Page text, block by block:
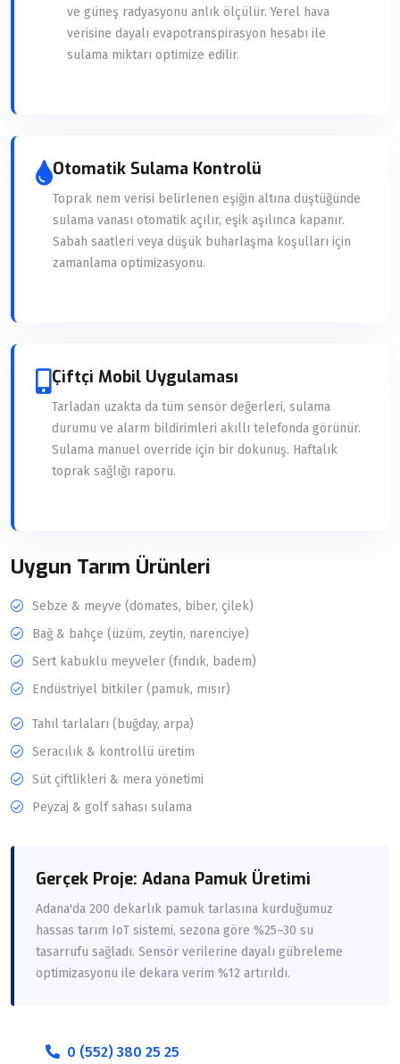
ve güneş radyasyonu anlık ölçülür. Yerel hava
verisine dayalı evapotranspirasyon hesabı ile
sulama miktarı optimize edilir.
Otomatik Sulama Kontrolü
Toprak nem verisi belirlenen eşiğin altına düştüğünde
sulama vanası otomatik açılır, eşik aşılınca kapanır.
Sabah saatleri veya düşük buharlaşma koşulları için
zamanlama optimizasyonu.
Çiftçi Mobil Uygulaması
Tarladan uzakta da tüm sensör değerleri, sulama
durumu ve alarm bildirimleri akıllı telefonda görünür.
Sulama manuel override için bir dokunuş. Haftalık
toprak sağlığı raporu.
Uygun Tarım Ürünleri
Sebze & meyve (domates, biber, çilek)
Bağ & bahçe (üzüm, zeytin, narenciye)
Sert kabuklu meyveler (fındık, badem)
Endüstriyel bitkiler (pamuk, mısır)
Tahıl tarlaları (buğday, arpa)
Seracılık & kontrollü üretim
Süt çiftlikleri & mera yönetimi
Peyzaj & golf sahası sulama
Gerçek Proje: Adana Pamuk Üretimi
Adana'da 200 dekarlık pamuk tarlasına kurduğumuz
hassas tarım IoT sistemi, sezona göre %25–30 su
tasarrufu sağladı. Sensör verilerine dayalı gübreleme
optimizasyonu ile dekara verim %12 artırıldı.
0 (552) 380 25 25